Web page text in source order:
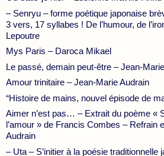
– Senryu – forme poétique japonaise
3 vers, 17 syllabes ! De l’humour, de
Lepoutre
Mys Paris – Daroca Mikael
Le passé, demain peut-être – Jean-
Amour trinitaire – Jean-Marie Audrain
“Histoire de mains, nouvel épisode de
Aimer n’est pas… – Extrait du poème «
l’amour » de Francis Combes – Refrain
Audrain
– Uta – S’initier à la poésie traditionnelle